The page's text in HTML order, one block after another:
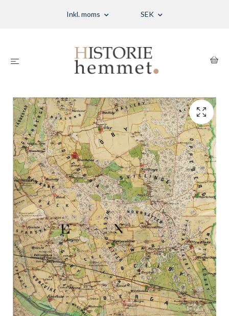
Inkl. moms SEK